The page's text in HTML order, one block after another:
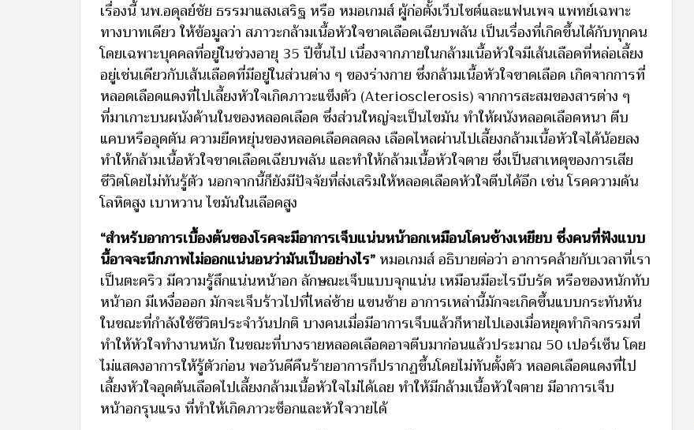
เรื่องนี้ นพ.อดุลย์ชัย ธรรมาแสงเสริฐ หรือ หมอเกมส์ ผู้ก่อตั้งเว็บไซต์และแฟนเพจ แพทย์เฉพาะ
ทางบาทเดียว ให้ข้อมูลว่า สภาวะกล้ามเนื้อหัวใจขาดเลือดเฉียบพลัน เป็นเรื่องที่เกิดขึ้นได้กับทุกคน
โดยเฉพาะบุคคลที่อยู่ในช่วงอายุ 35 ปีขึ้นไป เนื่องจากภายในกล้ามเนื้อหัวใจมีเส้นเลือดที่หล่อเลี้ยง
อยู่เช่นเดียวกับเส้นเลือดที่มีอยู่ในส่วนต่าง ๆ ของร่างกาย ซึ่งกล้ามเนื้อหัวใจขาดเลือด เกิดจากการที่
หลอดเลือดแดงที่ไปเลี้ยงหัวใจเกิดภาวะแข็งตัว (Ateriosclerosis) จากการสะสมของสารต่าง ๆ
ที่มาเกาะบนผนังด้านในของหลอดเลือด ซึ่งส่วนใหญ่จะเป็นไขมัน ทำให้ผนังหลอดเลือดหนา ตีบ
แคบหรืออุดตัน ความยืดหยุ่นของหลอดเลือดลดลง เลือดไหลผ่านไปเลี้ยงกล้ามเนื้อหัวใจได้น้อยลง
ทำให้กล้ามเนื้อหัวใจขาดเลือดเฉียบพลัน และทำให้กล้ามเนื้อหัวใจตาย ซึ่งเป็นสาเหตุของการเสีย
ชีวิตโดยไม่ทันรู้ตัว นอกจากนี้ก็ยังมีปัจจัยที่ส่งเสริมให้หลอดเลือดหัวใจตีบได้อีก เช่น โรคความดัน
โลหิตสูง เบาหวาน ไขมันในเลือดสูง
“สำหรับอาการเบื้องต้นของโรคจะมีอาการเจ็บแน่นหน้าอกเหมือนโดนช้างเหยียบ ซึ่งคนที่ฟังแบบ
นี้อาจจะนึกภาพไม่ออกแน่นอนว่ามันเป็นอย่างไร”หมอเกมส์ อธิบายต่อว่า อาการคล้ายกับเวลาที่เรา
เป็นตะคริว มีความรู้สึกแน่นหน้าอก ลักษณะเจ็บแบบจุกแน่น เหมือนมีอะไรบีบรัด หรือของหนักทับ
หน้าอก มีเหงื่อออก มักจะเจ็บร้าวไปที่ไหล่ซ้าย แขนซ้าย อาการเหล่านี้มักจะเกิดขึ้นแบบกระทันหัน
ในขณะที่กำลังใช้ชีวิตประจำวันปกติ บางคนเมื่อมีอาการเจ็บแล้วก็หายไปเองเมื่อหยุดทำกิจกรรมที่
ทำให้หัวใจทำงานหนัก ในขณะที่บางรายหลอดเลือดอาจตีบมาก่อนแล้วประมาณ 50 เปอร์เซ็น โดย
ไม่แสดงอาการให้รู้ตัวก่อน พอวันดีคืนร้ายอาการก็ปรากฏขึ้นโดยไม่ทันตั้งตัว หลอดเลือดแดงที่ไป
เลี้ยงหัวใจอุดตันเลือดไปเลี้ยงกล้ามเนื้อหัวใจไม่ได้เลย ทำให้มีกล้ามเนื้อหัวใจตาย มีอาการเจ็บ
หน้าอกรุนแรง ที่ทำให้เกิดภาวะช็อกและหัวใจวายได้